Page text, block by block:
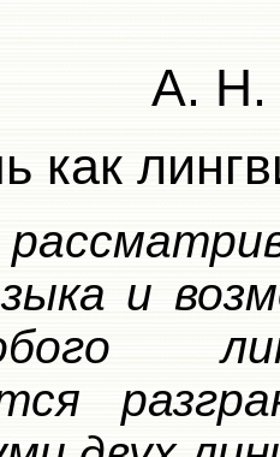
А. Н.
как
и